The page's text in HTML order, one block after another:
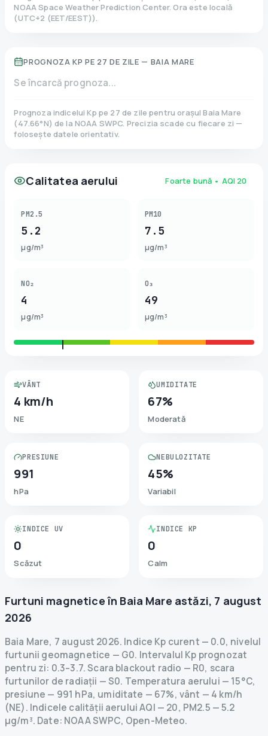
NOAA Space Weather Prediction Center. Ora este locală
(UTC+2 (EET/EEST)).
PROGNOZA KP PE 27 DE ZILE — BAIA MARE
Se încarcă prognoza...
Prognoza indicelui Kp pe 27 de zile pentru orașul Baia Mare
(47.66°N)de la NOAA SWPC. Precizia scade cu fiecare zi —
folosește datele orientativ.
Calitatea aerului Foarte bună • AQI 20
PM2.5
5.2
µg/m³
PM10
7.5
µg/m³
NO₂
4
µg/m³
O₃
49
µg/m³
VÂNT
4 km/h
NE
UMIDITATE
67%
Moderată
PRESIUNE
991
hPa
NEBULOZITATE
45%
Variabil
INDICE UV
0
Scăzut
INDICE KP
0
Calm
Furtuni magnetice în Baia Mare astăzi, 7 august
2026
Baia Mare, 7 august 2026. Indice Kp curent — 0.0, nivelul
furtunii geomagnetice — G0. Intervalul Kp prognozat
pentru zi: 0.3–3.7. Scara blackout radio — R0, scara
furtunilor de radiații — S0. Temperatura aerului — 15°C,
presiune — 991 hPa, umiditate — 67%, vânt — 4 km/h
(NE). Indicele calității aerului AQI — 20, PM2.5 — 5.2
µg/m³. Date: NOAA SWPC, Open-Meteo.